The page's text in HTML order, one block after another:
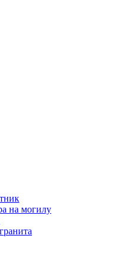
на могилу